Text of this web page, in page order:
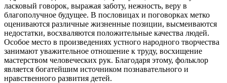
ласковый говорок, выражая заботу, нежность, веру в
благополучное будущее. В пословицах и поговорках метко
оцениваются различные жизненные позиции, высмеиваются
недостатки, восхваляются положительные качества людей.
Особое место в произведениях устного народного творчества
занимают уважительное отношение к труду, восхищение
мастерством человеческих рук. Благодаря этому, фольклор
является богатейшим источником познавательного и
нравственного развития детей.